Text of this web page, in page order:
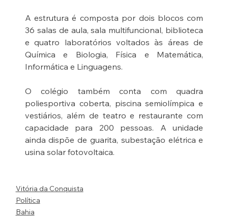
A estrutura é composta por dois blocos com
36 salas de aula, sala multifuncional, biblioteca
e quatro laboratórios voltados às áreas de
Química e Biologia, Física e Matemática,
Informática e Linguagens.
O colégio também conta com quadra
poliesportiva coberta, piscina semiolímpica e
vestiários, além de teatro e restaurante com
capacidade para 200 pessoas. A unidade
ainda dispõe de guarita, subestação elétrica e
usina solar fotovoltaica.
Vitória da Conquista
Política
Bahia